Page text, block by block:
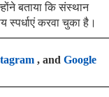
बताया कि संस्थान
स्पर्धाएं करवा चुका है।
, and Google